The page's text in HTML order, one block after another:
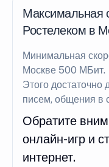
Максимальная
Ростелеком в
Минимальная
Москве 500 МБит.
Этого достаточно
писем, общения в
Обратите
онлайн-игр и
интернет.